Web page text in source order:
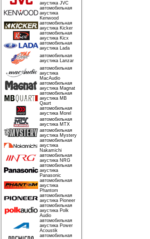
акустика JVC
автомобильная
акустика
Kenwood
автомобильная
акустика Kicker
автомобильная
акустика Kicx
автомобильная
акустика Lada
автомобильная
акустика Lanzar
автомобильная
акустика
MacAudio
автомобильная
акустика Magnat
автомобильная
акустика MB
Qaurt
автомобильная
акустика Morel
автомобильная
акустика MTX
автомобильная
акустика Mystery
автомобильная
акустика
Nakamichi
автомобильная
акустика NRG
автомобильная
акустика
Panasonic
автомобильная
акустика
Phantom
автомобильная
акустика Pioneer
автомобильная
акустика Polk
Audio
автомобильная
акустика Power
Acoustik
автомобильная